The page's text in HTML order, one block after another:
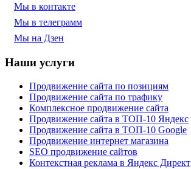
Мы в контакте
Мы в телеграмм
Мы на Дзен
Наши услуги
Продвижение сайта по позициям
Продвижение сайта по трафику
Комплексное продвижение сайта
Продвижение сайта в ТОП-10 Яндекс
Продвижение сайта в ТОП-10 Google
Продвижение интернет магазина
SEO продвижение сайтов
Контекстная реклама в Яндекс Директ